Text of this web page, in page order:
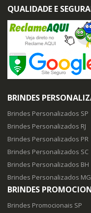
QUALIDADE E
BRINDES
Brindes Personalizados SP
Brindes Personalizados RJ
Brindes Personalizados PR
Brindes Personalizados SC
Brindes Personalizados BH
Brindes Personalizados MG
BRINDES
Brindes Promocionais SP